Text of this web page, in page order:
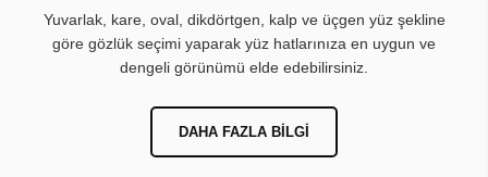
Yuvarlak, kare, oval, dikdörtgen, kalp ve üçgen yüz şekline
göre gözlük seçimi yaparak yüz hatlarınıza en uygun ve
dengeli görünümü elde edebilirsiniz.
DAHA FAZLA BILGI